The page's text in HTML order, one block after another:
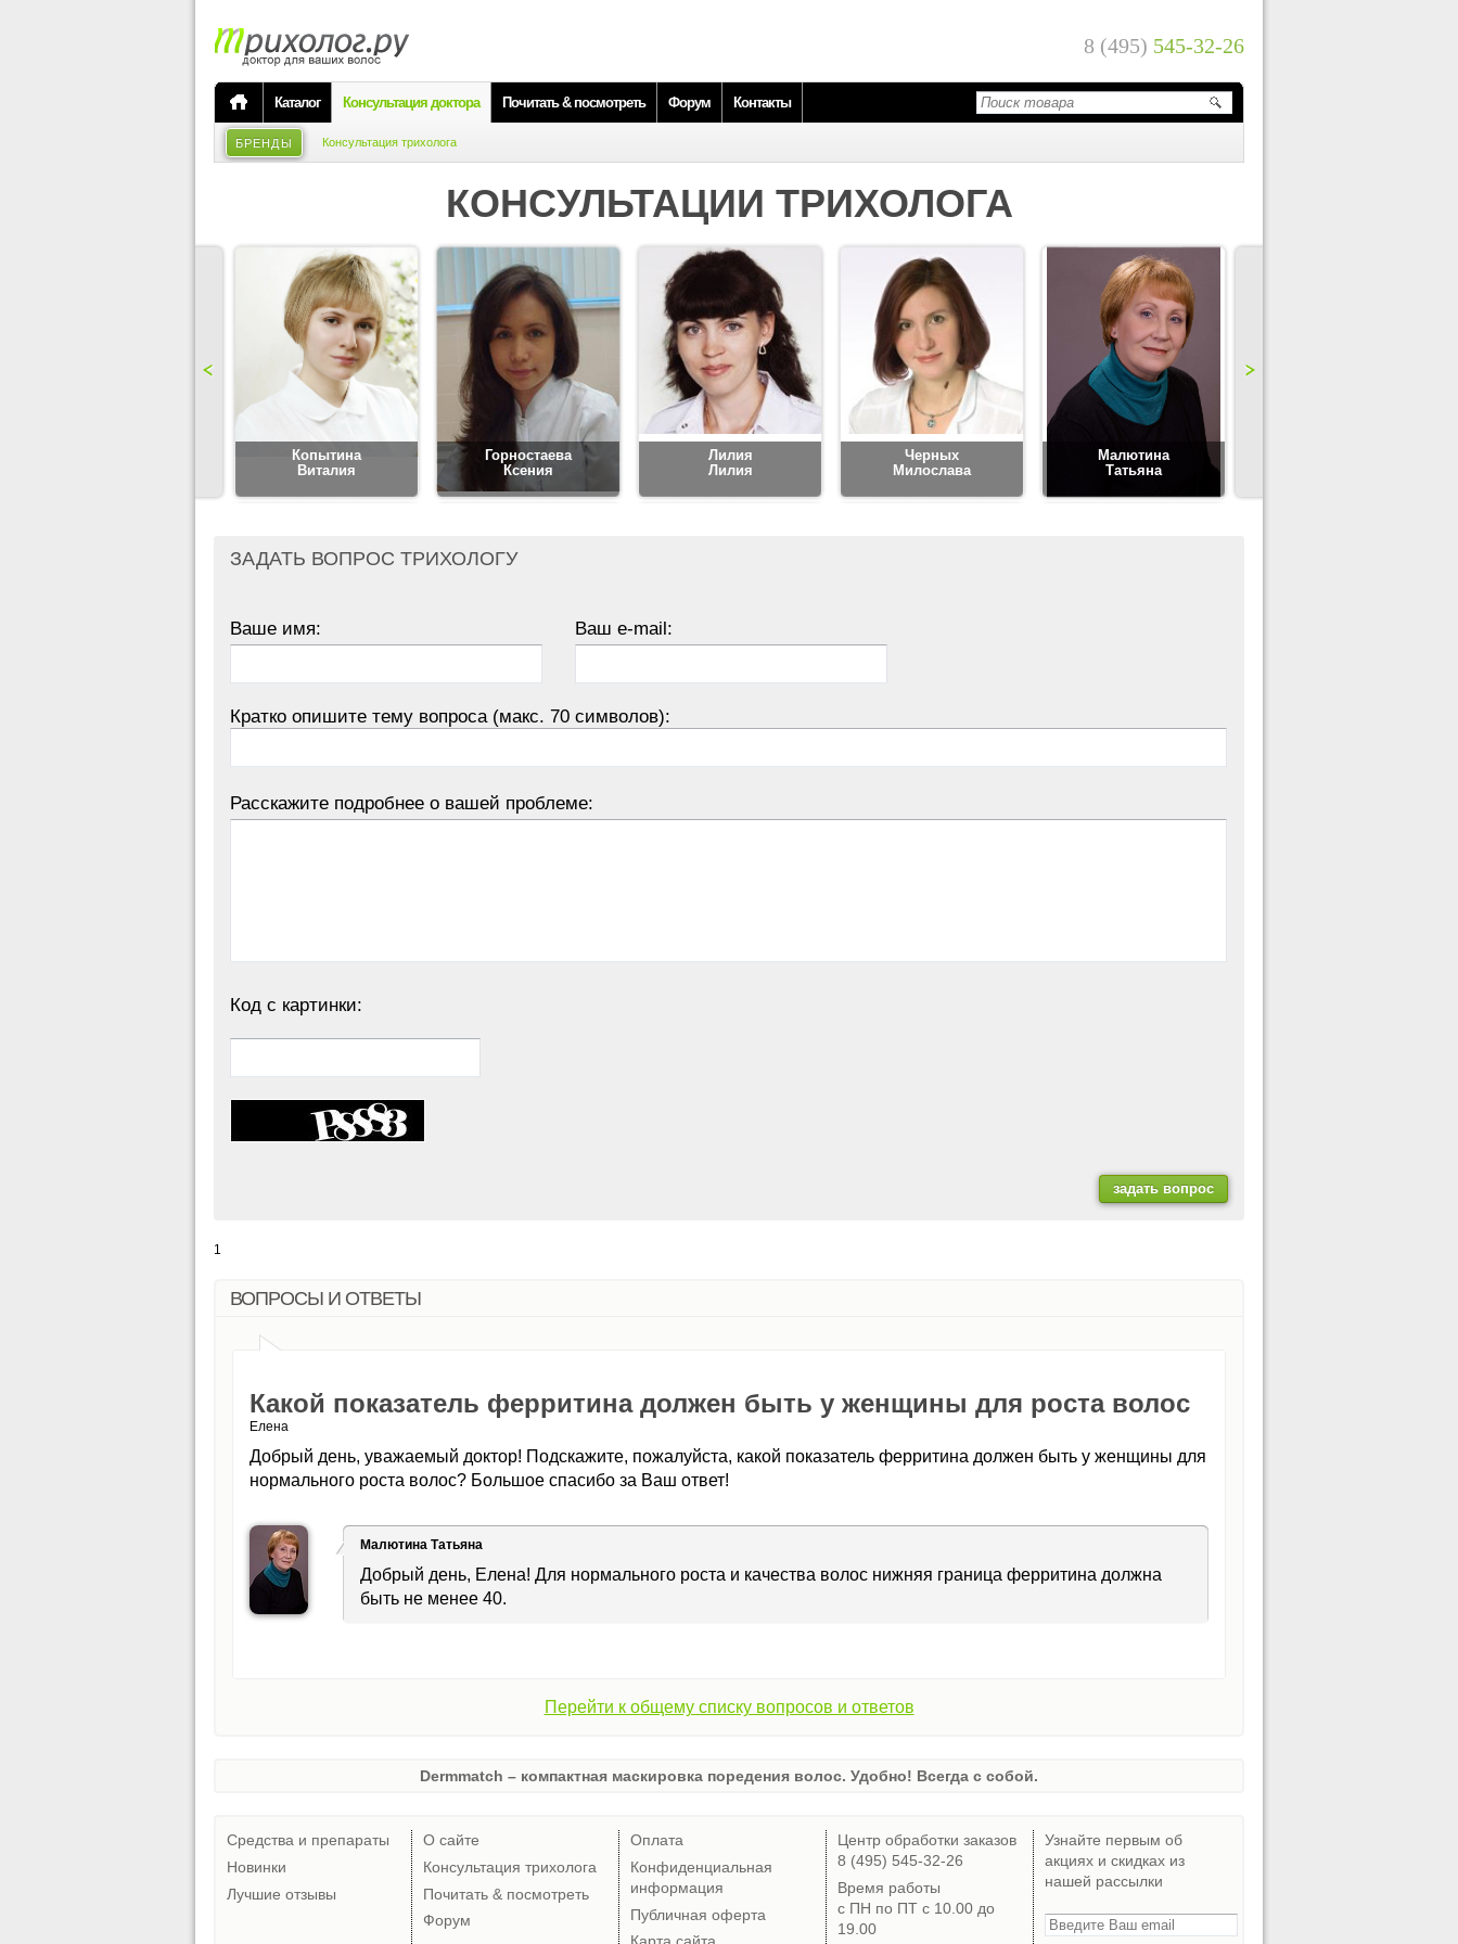
8 (495) 545-32-26
Каталог Консультация доктора Почитать & посмотреть Форум Контакты
БРЕНДЫ Консультация трихолога
КОНСУЛЬТАЦИИ ТРИХОЛОГА
Копытина
Виталия
Горностаева
Ксения
Лилия
Лилия
Черных
Милослава
Малютина
Татьяна
ЗАДАТЬ ВОПРОС ТРИХОЛОГУ
Ваше имя: Ваш e-mail:
Кратко опишите тему вопроса (макс. 70 символов):
Расскажите подробнее о вашей проблеме:
Код с картинки:
1
ВОПРОСЫ И ОТВЕТЫ
Какой показатель ферритина должен быть у женщины для роста волос
Елена
Добрый день, уважаемый доктор! Подскажите, пожалуйста, какой показатель ферритина должен быть у женщины для
нормального роста волос? Большое спасибо за Ваш ответ!
Малютина Татьяна
Добрый день, Елена! Для нормального роста и качества волос нижняя граница ферритина должна
быть не менее 40.
Перейти к общему списку вопросов и ответов
Dermmatch – компактная маскировка поредения волос. Удобно! Всегда с собой.
Средства и препараты
Новинки
Лучшие отзывы
О сайте
Консультация трихолога
Почитать & посмотреть
Форум
Оплата
Конфиденциальная
информация
Публичная оферта
Центр обработки заказов
8 (495) 545-32-26
Время работы
с ПН по ПТ с 10.00 до
19.00
Узнайте первым об
акциях и скидках из
нашей рассылки